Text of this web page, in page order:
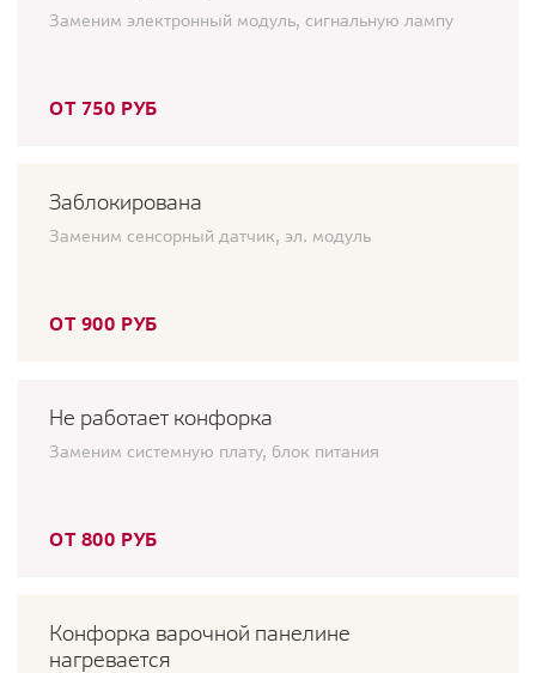
Заменим электронный модуль, сигнальную лампу
ОТ 750 РУБ
Заблокирована
Заменим сенсорный датчик, эл. модуль
ОТ 900 РУБ
Не работает конфорка
Заменим системную плату, блок питания
ОТ 800 РУБ
Конфорка варочной панелине
нагревается